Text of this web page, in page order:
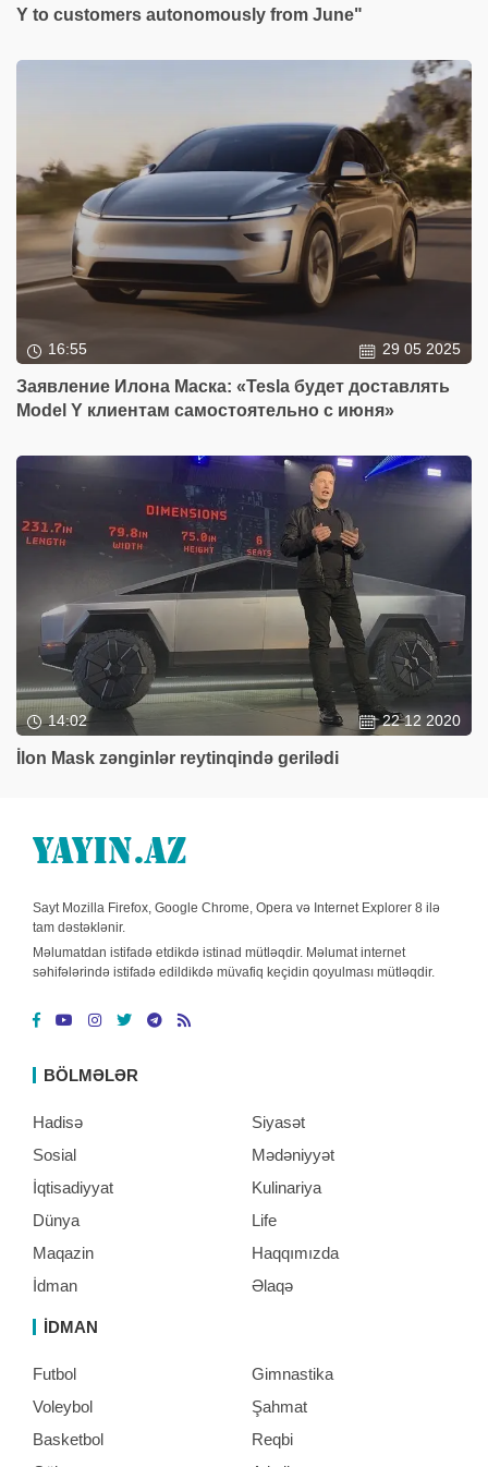
Y to customers autonomously from June"
16:55 29 05 2025
Заявление Илона Маска: «Tesla будет доставлять
Model Y клиентам самостоятельно с июня»
14:02 22 12 2020
İlon Mask zənginlər reytinqində gerilədi
Sayt Mozilla Firefox, Google Chrome, Opera və Internet Explorer 8 ilə
tam dəstəklənir.
Məlumatdan istifadə etdikdə istinad mütləqdir. Məlumat internet
səhifələrində istifadə edildikdə müvafiq keçidin qoyulması mütləqdir.
BÖLMƏLƏR
Hadisə
Sosial
İqtisadiyyat
Dünya
Maqazin
İdman
Siyasət
Mədəniyyət
Kulinariya
Life
Haqqımızda
Əlaqə
İDMAN
Futbol
Voleybol
Basketbol
Gimnastika
Şahmat
Reqbi